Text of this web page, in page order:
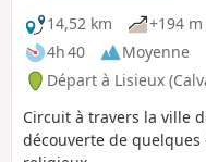
14,52 km
+194 m
4h 40
Moyenne
Départ à Lisieux
Circuit à travers la ville
découverte de quelques